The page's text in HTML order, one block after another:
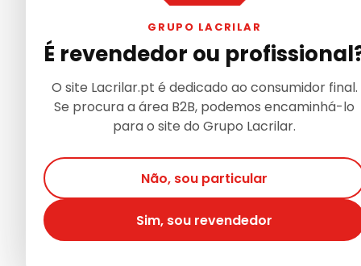
GRUPO LACRILAR
É revendedor ou
O site Lacrilar.pt é dedicado ao consumidor final.
Se procura a área B2B, podemos encaminhá-lo
para o site do Grupo Lacrilar.
Não, sou particular
Sim, sou revendedor